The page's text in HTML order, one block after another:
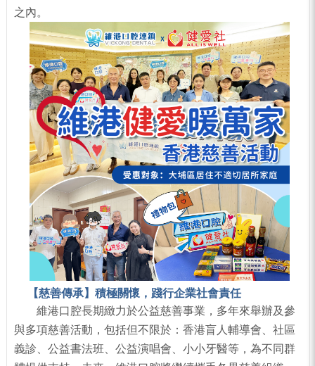
之內。
【慈善傳承】積極關懷，踐行企業社會責任
維港口腔長期緻力於公益慈善事業，多年來舉辦及參
與多項慈善活動，包括但不限於：香港盲人輔導會、社區
義診、公益書法班、公益演唱會、小小牙醫等，為不同群